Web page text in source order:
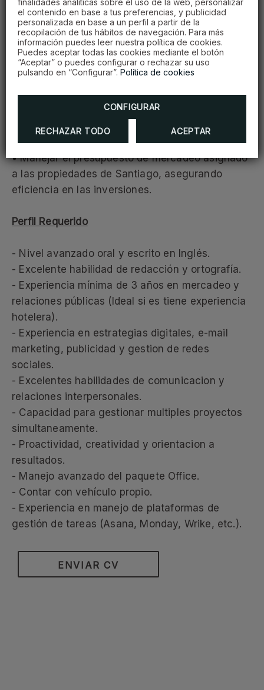
finalidades analíticas sobre el uso de la web, personalizar
el contenido en base a tus preferencias, y publicidad
personalizada en base a un perfil a partir de la
recopilación de tus hábitos de navegación. Para más
información puedes leer nuestra política de cookies.
Puedes aceptar todas las cookies mediante el botón
“Aceptar” o puedes configurar o rechazar su uso
pulsando en “Configurar”. Política de cookies
CONFIGURAR
RECHAZAR TODO ACEPTAR
segmentos de mercado.
Coordinación Interna y Reportes
• Trabajar en conjunto con los gerentes de cada
hotel para garantizar la ejecución de estrategias
de mercadeo y comunicación.
• Presentar reportes periódicos de resultados,
benchmark y análisis de impacto de las
estrategias implementadas.
• Manejar el presupuesto de mercadeo asignado
a las propiedades de Santiago, asegurando
eficiencia en las inversiones.
Perfil Requerido
- Nivel avanzado oral y escrito en Inglés.
- Excelente habilidad de redacción y ortografía.
- Experiencia mínima de 3 años en mercadeo y
relaciones públicas (Ideal si es tiene experiencia
hotelera).
- Experiencia en estrategias digitales, e-mail
marketing, publicidad y gestion de redes
sociales.
- Excelentes habilidades de comunicacion y
relaciones interpersonales.
- Capacidad para gestionar multiples proyectos
simultaneamente.
- Proactividad, creatividad y orientacion a
resultados.
- Manejo avanzado del paquete Office.
- Contar con vehículo propio.
- Experiencia en manejo de plataformas de
gestión de tareas (Asana, Monday, Wrike, etc.).
ENVIAR CV